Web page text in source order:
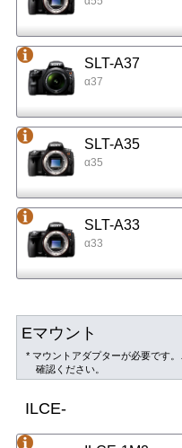
SLT-A37
α37
SLT-A35
α35
SLT-A33
α33
Eマウント
* マウントアダプターが必要です
確認ください。
ILCE-